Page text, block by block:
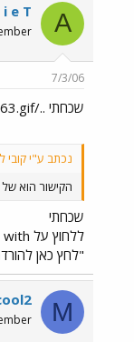
A
e T
7/3/06
שכחתי ../images/Emo163.gif
נכתב ע"י קובי
הקישור הוא
שכחתי
"לחץ כאן
M